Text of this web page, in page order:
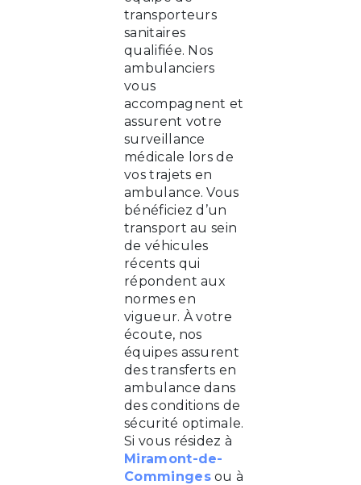
transporteurs
sanitaires
qualifiée. Nos
ambulanciers
vous
accompagnent et
assurent votre
surveillance
médicale lors de
vos trajets en
ambulance. Vous
bénéficiez d’un
transport au sein
de véhicules
récents qui
répondent aux
normes en
vigueur. À votre
écoute, nos
équipes assurent
des transferts en
ambulance dans
des conditions de
sécurité optimale.
Si vous résidez à
Miramont-de-
Commingesou à